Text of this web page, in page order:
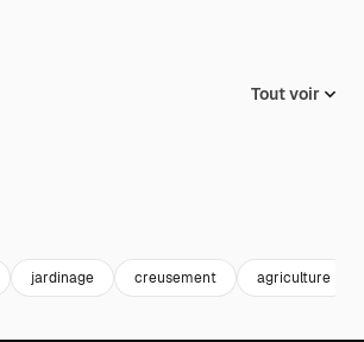
Tout voir
jardinage creusement agriculture